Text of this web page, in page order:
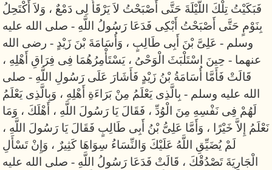
فَبَكَيْتُ تِلْكَ اللَّيْلَةَ حَتَّى أَصْبَحْتُ لاَ يَرْقَأُ لِى دَمْعٌ ، وَلاَ أَكْتَحِلُ
بِنَوْمٍ حَتَّى أَصْبَحْتُ أَبْكِى فَدَعَا رَسُولُ اللَّهِ - صلى الله عليه
وسلم - عَلِىَّ بْنَ أَبِى طَالِبٍ ، وَأُسَامَةَ بْنَ زَيْدٍ - رضى الله
عنهما - حِينَ اسْتَلْبَثَ الْوَحْىُ ، يَسْتَأْمِرُهُمَا فِى فِرَاقِ أَهْلِهِ ،
قَالَتْ فَأَمَّا أُسَامَةُ بْنُ زَيْدٍ فَأَشَارَ عَلَى رَسُولِ اللَّهِ - صلى
الله عليه وسلم - بِالَّذِى يَعْلَمُ مِنْ بَرَاءَةِ أَهْلِهِ ، وَبِالَّذِى يَعْلَمُ
لَهُمْ فِى نَفْسِهِ مِنَ الْوُدِّ ، فَقَالَ يَا رَسُولَ اللَّهِ ، أَهْلَكَ ، وَمَا
نَعْلَمُ إِلاَّ خَيْرًا ، وَأَمَّا عَلِىُّ بْنُ أَبِى طَالِبٍ فَقَالَ يَا رَسُولَ اللَّهِ ،
لَمْ يُضَيِّقِ اللَّهُ عَلَيْكَ وَالنِّسَاءُ سِوَاهَا كَثِيرٌ ، وَإِنْ تَسْأَلِ
الْجَارِيَةَ تَصْدُقْكَ ، قَالَتْ فَدَعَا رَسُولُ اللَّهِ - صلى الله عليه